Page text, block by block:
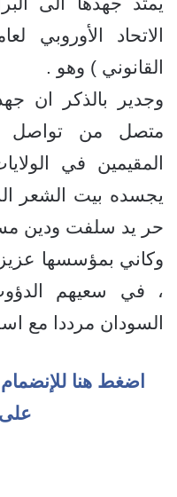
الاتحاد الأوروبي
القانوني ) وهو .
وجدير بالذكر ان
متصل من تواصل
المقيمين في
يجسده بيت الشعر
حر يد سلفت ودين
وكاني بمؤسسها
، في سعيهم
السودان مرددا مع
اضغط هنا